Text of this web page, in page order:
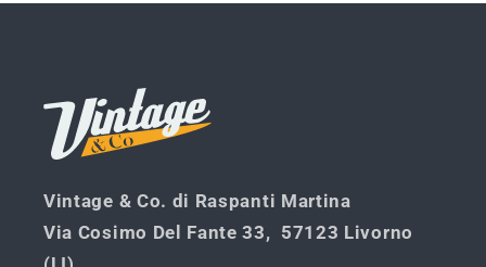
Vintage & Co. di Raspanti Martina
Via Cosimo Del Fante 33, 57123 Livorno